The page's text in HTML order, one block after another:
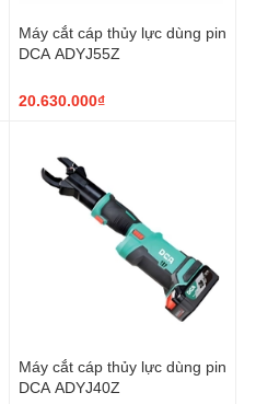
Máy cắt cáp thủy lực dùng pin
DCA ADYJ55Z
20.630.000₫
Máy cắt cáp thủy lực dùng pin
DCA ADYJ40Z